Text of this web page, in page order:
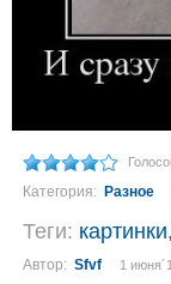
Категория: Разное
Теги: картинки,
Автор: Sfvf 1